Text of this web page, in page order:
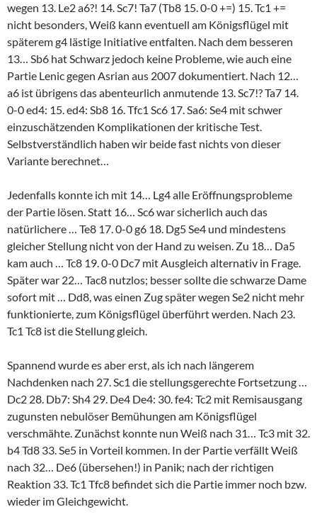
wegen 13. Le2 a6?! 14. Sc7! Ta7 (Tb8 15. 0-0 +=) 15. Tc1 +=
nicht besonders, Weiß kann eventuell am Königsflügel mit
späterem g4 lästige Initiative entfalten. Nach dem besseren
13… Sb6 hat Schwarz jedoch keine Probleme, wie auch eine
Partie Lenic gegen Asrian aus 2007 dokumentiert. Nach 12…
a6 ist übrigens das abenteurlich anmutende 13. Sc7!? Ta7 14.
0-0 ed4: 15. ed4: Sb8 16. Tfc1 Sc6 17. Sa6: Se4 mit schwer
einzuschätzenden Komplikationen der kritische Test.
Selbstverständlich haben wir beide fast nichts von dieser
Variante berechnet…
Jedenfalls konnte ich mit 14… Lg4 alle Eröffnungsprobleme
der Partie lösen. Statt 16… Sc6 war sicherlich auch das
natürlichere … Te8 17. 0-0 g6 18. Dg5 Se4 und mindestens
gleicher Stellung nicht von der Hand zu weisen. Zu 18… Da5
kam auch … Tc8 19. 0-0 Dc7 mit Ausgleich alternativ in Frage.
Später war 22… Tac8 nutzlos; besser sollte die schwarze Dame
sofort mit … Dd8, was einen Zug später wegen Se2 nicht mehr
funktionierte, zum Königsflügel überführt werden. Nach 23.
Tc1 Tc8 ist die Stellung gleich.
Spannend wurde es aber erst, als ich nach längerem
Nachdenken nach 27. Sc1 die stellungsgerechte Fortsetzung …
Dc2 28. Db7: Sh4 29. De4 De4: 30. fe4: Tc2 mit Remisausgang
zugunsten nebulöser Bemühungen am Königsflügel
verschmähte. Zunächst konnte nun Weiß nach 31… Tc3 mit 32.
b4 Td8 33. Se5 in Vorteil kommen. In der Partie verfällt Weiß
nach 32… De6 (übersehen!) in Panik; nach der richtigen
Reaktion 33. Tc1 Tfc8 befindet sich die Partie immer noch bzw.
wieder im Gleichgewicht.